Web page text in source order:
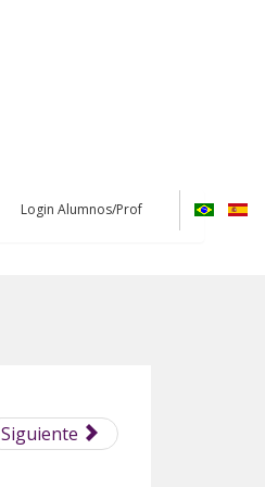
Login Alumnos/Prof
Siguiente